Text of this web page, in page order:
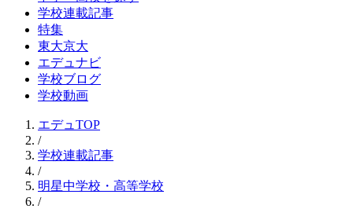
学校連載記事
特集
東大京大
エデュナビ
学校ブログ
学校動画
エデュTOP
/
学校連載記事
/
明星中学校・高等学校
/